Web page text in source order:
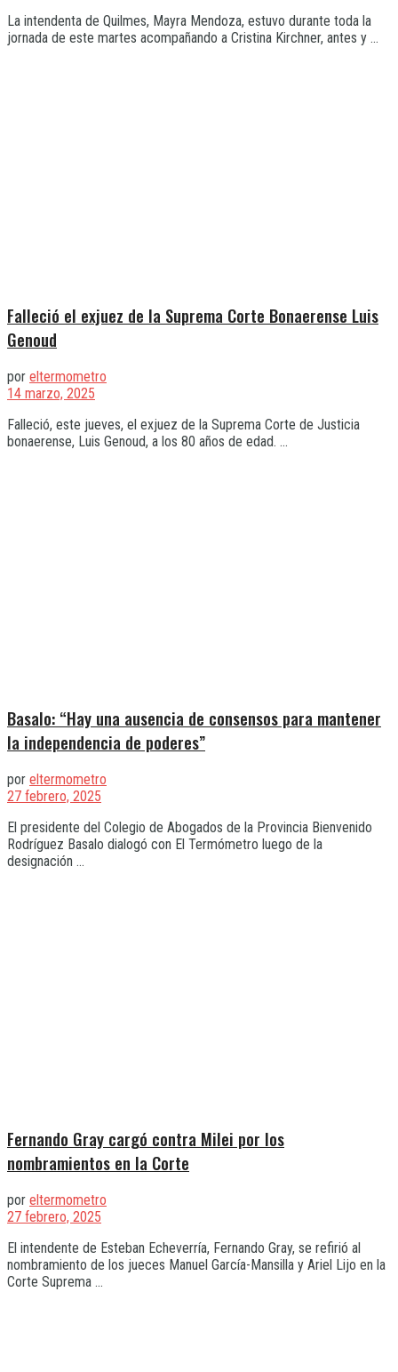
La intendenta de Quilmes, Mayra Mendoza, estuvo durante toda la
jornada de este martes acompañando a Cristina Kirchner, antes y ...
Falleció el exjuez de la Suprema Corte Bonaerense Luis
Genoud
por eltermometro
14 marzo, 2025
Falleció, este jueves, el exjuez de la Suprema Corte de Justicia
bonaerense, Luis Genoud, a los 80 años de edad. ...
Basalo: “Hay una ausencia de consensos para mantener
la independencia de poderes”
por eltermometro
27 febrero, 2025
El presidente del Colegio de Abogados de la Provincia Bienvenido
Rodríguez Basalo dialogó con El Termómetro luego de la
designación ...
Fernando Gray cargó contra Milei por los
nombramientos en la Corte
por eltermometro
27 febrero, 2025
El intendente de Esteban Echeverría, Fernando Gray, se refirió al
nombramiento de los jueces Manuel García-Mansilla y Ariel Lijo en la
Corte Suprema ...